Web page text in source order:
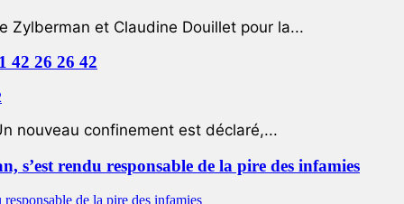
Zylberman et Claudine Douillet pour la...
42 26 26 42
nouveau confinement est déclaré,...
s’est rendu responsable de la pire des infamies